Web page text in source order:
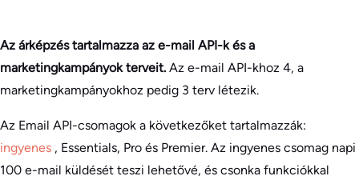
Az árképzés tartalmazza az e-mail API-k és a
marketingkampányok terveit. Az e-mail API-khoz 4, a
marketingkampányokhoz pedig 3 terv létezik.
Az Email API-csomagok a következőket tartalmazzák:
ingyenes , Essentials, Pro és Premier. Az ingyenes csomag napi
100 e-mail küldését teszi lehetővé, és csonka funkciókkal